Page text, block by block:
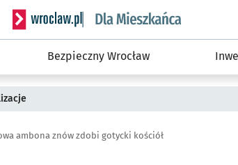
Serwis informacyjny wroclaw.pl podserwis:
Bezpieczny Wrocław
ambona znów zdobi gotycki kościół